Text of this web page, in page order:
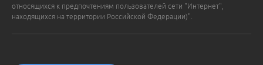
относящихся к предпочтениям пользователей сети "Интернет",
находящихся на территории Российской Федерации)".